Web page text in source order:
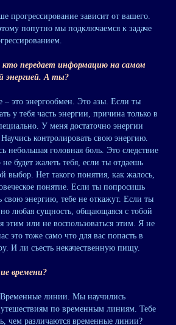
прогрессирование зависит от вашего.
попутно мы подключаемся к задаче
кто передает информацию на самом
энергией. А ты?
– это энергообмен. Это азы. Если ты
у тебя часть энергии, причина только в
У меня достаточно энергии
контролировать свою энергию.
небольшая головная боль. Это следствие
будет жалеть тебя, если ты отдаешь
выбор. Нет такого понятия, как жалось,
понятие. Если ты попросишь
свою энергию, тебе не откажут. Если ты
любая сущность, общающаяся с тобой
этим или не воспользоваться этим. Я не
это тоже само что для вас попасть в
И ли съесть некачественную пищу.
времени?
линии. Мы научились
по временным линиям. Тебе
чем различаются временные линии?